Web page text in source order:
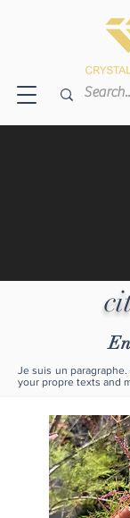
Je suis un
your propre texts and